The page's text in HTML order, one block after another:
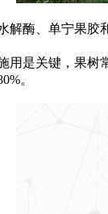
、单宁果胶和
关键，果树常
。